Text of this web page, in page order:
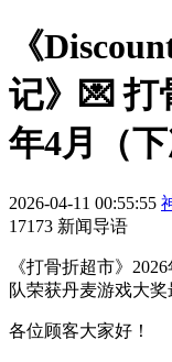
《
记》💌 打
年4月（下
2026-04-11 00:55:55
17173 新闻导语
《打骨折超市》
队荣获丹麦游戏大奖
各位顾客大家好！